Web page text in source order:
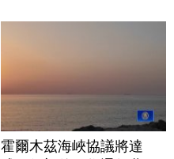
霍爾木茲海峽協議將達